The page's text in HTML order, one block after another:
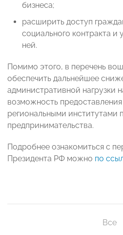
бизнеса;
расширить доступ
социального контракта и
ней.
Помимо этого, в перечень
обеспечить дальнейшее
административной нагрузки
возможность
региональными институтами
предпринимательства.
Подробнее ознакомиться с
Президента РФ можно по
Все